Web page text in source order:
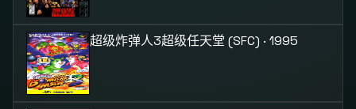
超级炸弹人3超级任天堂 (SFC) · 1995